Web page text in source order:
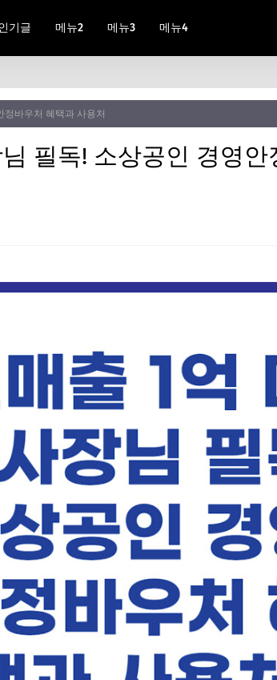
기글 메뉴2 메뉴3 메뉴4
정바우처 혜택과 사용처
필독! 소상공인 경영